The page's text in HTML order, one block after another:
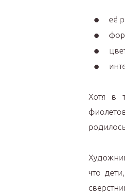
её
Хотя в
что